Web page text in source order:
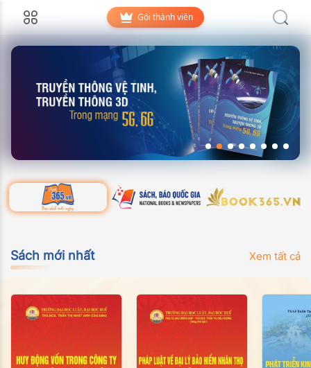
Gói thành viên
Sách mới nhất Xem tất cả